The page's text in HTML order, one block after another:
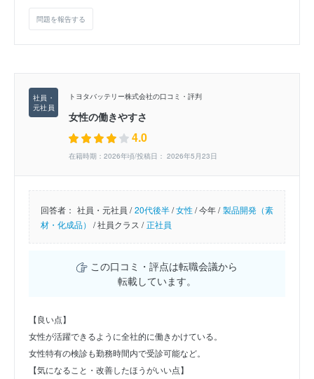
問題を報告する
トヨタバッテリー株式会社の口コミ・評判
女性の働きやすさ
4.0
在籍時期：2026年頃/投稿日： 2026年5月23日
回答者： 社員・元社員 / 20代後半/女性/今年 / 製品開発（素
材・化成品） /社員クラス / 正社員
この口コミ・評点は転職会議から
転載しています。
【良い点】
女性が活躍できるように全社的に働きかけている。
女性特有の検診も勤務時間内で受診可能など。
【気になること・改善したほうがいい点】